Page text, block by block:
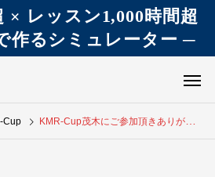
× レッスン1,000時間超
作るシミュレーター ─
Cup KMR-Cup茂木にご参加頂きありがとうございました